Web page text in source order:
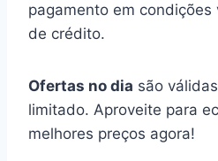
pagamento em
de crédito.
Ofertas no dia são
limitado. Aproveite para
melhores preços agora!